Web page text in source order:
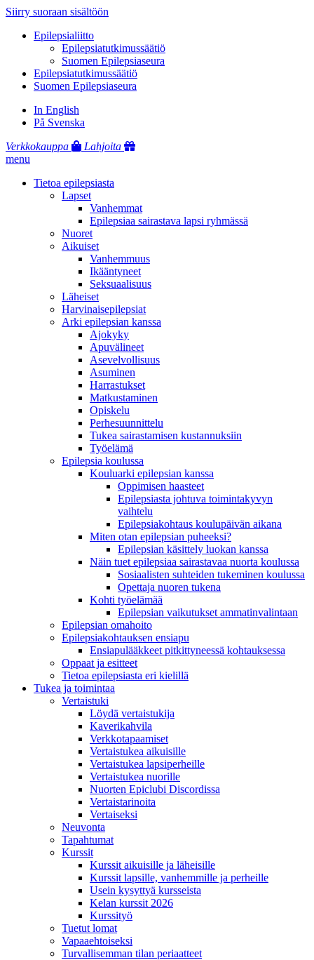
Siirry suoraan sisältöön
Epilepsialiitto
Epilepsiatutkimussäätiö
Suomen Epilepsiaseura
Epilepsiatutkimussäätiö
Suomen Epilepsiaseura
In English
På Svenska
Verkkokauppa
Lahjoita
menu
Tietoa epilepsiasta
Lapset
Vanhemmat
Epilepsiaa sairastava lapsi ryhmässä
Nuoret
Aikuiset
Vanhemmuus
Ikääntyneet
Seksuaalisuus
Läheiset
Harvinaisepilepsiat
Arki epilepsian kanssa
Ajokyky
Apuvälineet
Asevelvollisuus
Asuminen
Harrastukset
Matkustaminen
Opiskelu
Perhesuunnittelu
Tukea sairastamisen kustannuksiin
Työelämä
Epilepsia koulussa
Kouluarki epilepsian kanssa
Oppimisen haasteet
Epilepsiasta johtuva toimintakyvyn
vaihtelu
Epilepsiakohtaus koulupäivän aikana
Miten otan epilepsian puheeksi?
Epilepsian käsittely luokan kanssa
Näin tuet epilepsiaa sairastavaa nuorta koulussa
Sosiaalisten suhteiden tukeminen koulussa
Opettaja nuoren tukena
Kohti työelämää
Epilepsian vaikutukset ammatinvalintaan
Epilepsian omahoito
Epilepsiakohtauksen ensiapu
Ensiapulääkkeet pitkittyneessä kohtauksessa
Oppaat ja esitteet
Tietoa epilepsiasta eri kielillä
Tukea ja toimintaa
Vertaistuki
Löydä vertaistukija
Kaverikahvila
Verkkotapaamiset
Vertaistukea aikuisille
Vertaistukea lapsiperheille
Vertaistukea nuorille
Nuorten Epiclubi Discordissa
Vertaistarinoita
Vertaiseksi
Neuvonta
Tapahtumat
Kurssit
Kurssit aikuisille ja läheisille
Kurssit lapsille, vanhemmille ja perheille
Usein kysyttyä kursseista
Kelan kurssit 2026
Kurssityö
Tuetut lomat
Vapaaehtoiseksi
Turvallisemman tilan periaatteet